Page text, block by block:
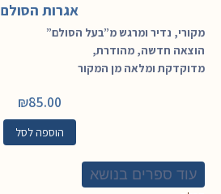
אגרות הסולם
מקורי, נדיר ומרגש מ”בעל הסולם”
הוצאה חדשה, מהודרת,
מדוקדקת ומלאה מן המקור
₪85.00
הוספה לסל
עוד ספרים בנושא